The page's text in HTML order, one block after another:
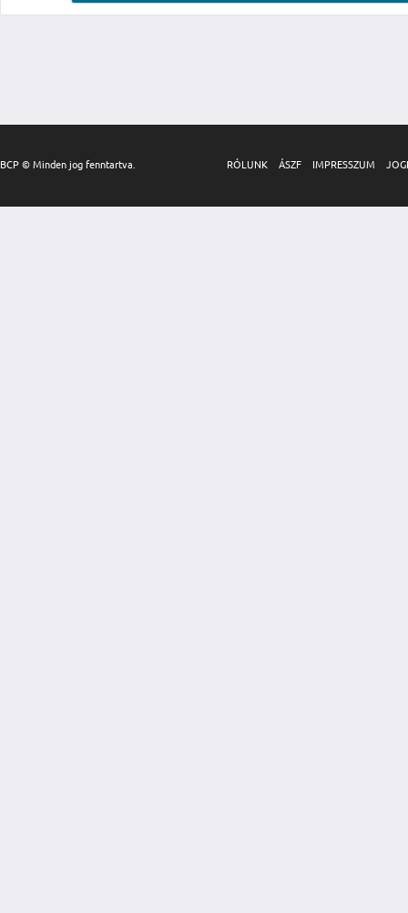
BCP © Minden jog fenntartva. RÓLUNK ÁSZF IMPRESSZUM